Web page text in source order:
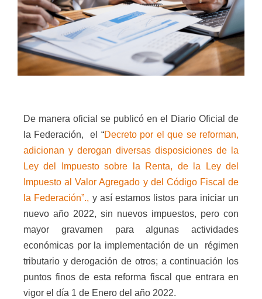
De manera oficial se publicó en el Diario Oficial de
la Federación,
el “Decreto por el que se reforman,
adicionan y derogan diversas disposiciones de la
Ley del Impuesto sobre la Renta, de la Ley del
Impuesto al Valor Agregado y del Código Fiscal de
la Federación”., y así estamos listos para iniciar un
nuevo año 2022, sin nuevos impuestos, pero con
mayor gravamen para algunas actividades
económicas por la implementación de un
régimen
tributario y derogación de otros; a continuación los
puntos finos de esta reforma fiscal que entrara en
vigor el día 1 de Enero del año 2022.